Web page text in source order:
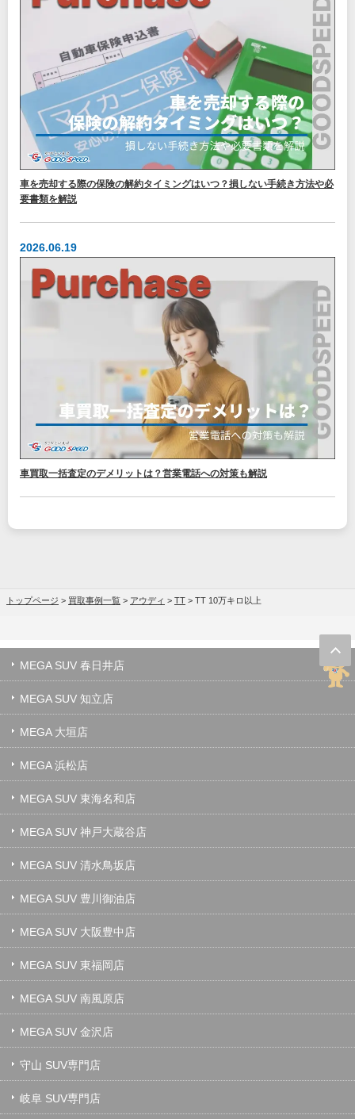
車を売却する際の保険の解約タイミングはいつ？損しない手続き方法や必
要書類を解説
2026.06.19
車買取一括査定のデメリットは？営業電話への対策も解説
トップページ > 買取事例一覧 > アウディ > TT > TT 10万キロ以上
MEGA SUV 春日井店
MEGA SUV 知立店
MEGA 大垣店
MEGA 浜松店
MEGA SUV 東海名和店
MEGA SUV 神戸大蔵谷店
MEGA SUV 清水鳥坂店
MEGA SUV 豊川御油店
MEGA SUV 大阪豊中店
MEGA SUV 東福岡店
MEGA SUV 南風原店
MEGA SUV 金沢店
守山 SUV専門店
岐阜 SUV専門店